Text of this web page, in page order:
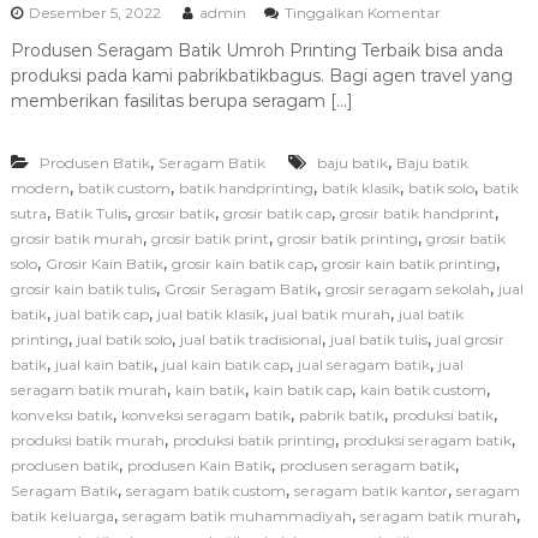
Desember 5, 2022 admin Tinggalkan Komentarp
d
a
d
u
n
S
e
r
a
g
m
B
a
t
i
k
Produsen Seragam Batik Umroh Printing Terbaik bisa anda
produksi pada kami pabrikbatikbagus. Bagi agen travel yang
memberikan fasilitas berupa seragam […]
Produsen Batik, Seragam Batik baju batik, Baju batik
modern, batik custom, batik handprinting, batik klasik, batik solo, batik
sutra, Batik Tulis, grosir batik, grosir batik cap, grosir batik handprint,
grosir batik murah, grosir batik print, grosir batik printing, grosir batik
solo, Grosir Kain Batik, grosir kain batik cap, grosir kain batik printing,
grosir kain batik tulis, Grosir Seragam Batik, grosir seragam sekolah, jual
batik, jual batik cap, jual batik klasik, jual batik murah, jual batik
printing, jual batik solo, jual batik tradisional, jual batik tulis, jual grosir
batik, jual kain batik, jual kain batik cap, jual seragam batik, jual
seragam batik murah, kain batik, kain batik cap, kain batik custom,
konveksi batik, konveksi seragam batik, pabrik batik, produksi batik,
produksi batik murah, produksi batik printing, produksi seragam batik,
produsen batik, produsen Kain Batik, produsen seragam batik,
Seragam Batik, seragam batik custom, seragam batik kantor, seragam
batik keluarga, seragam batik muhammadiyah, seragam batik murah,